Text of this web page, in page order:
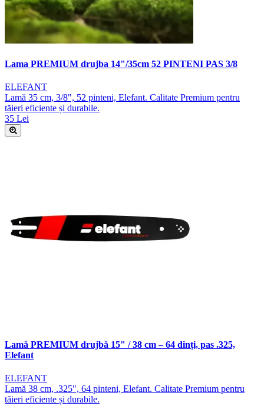
Lama PREMIUM drujba 14"/35cm 52 PINTENI PAS 3/8
ELEFANT
Lamă 35 cm, 3/8", 52 pinteni, Elefant. Calitate Premium pentru
tăieri eficiente și durabile.
35 Lei
Lamă PREMIUM drujbă 15" / 38 cm – 64 dinți, pas .325,
Elefant
ELEFANT
Lamă 38 cm, .325", 64 pinteni, Elefant. Calitate Premium pentru
tăieri eficiente și durabile.